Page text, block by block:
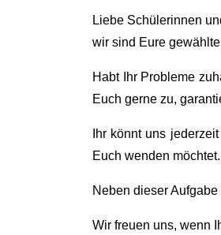
Liebe Schülerinnen
wir sind Eure
Habt Ihr Probleme
Euch gerne zu,
Ihr könnt uns
Euch wenden möchtet.
Neben dieser
Wir freuen uns, wenn